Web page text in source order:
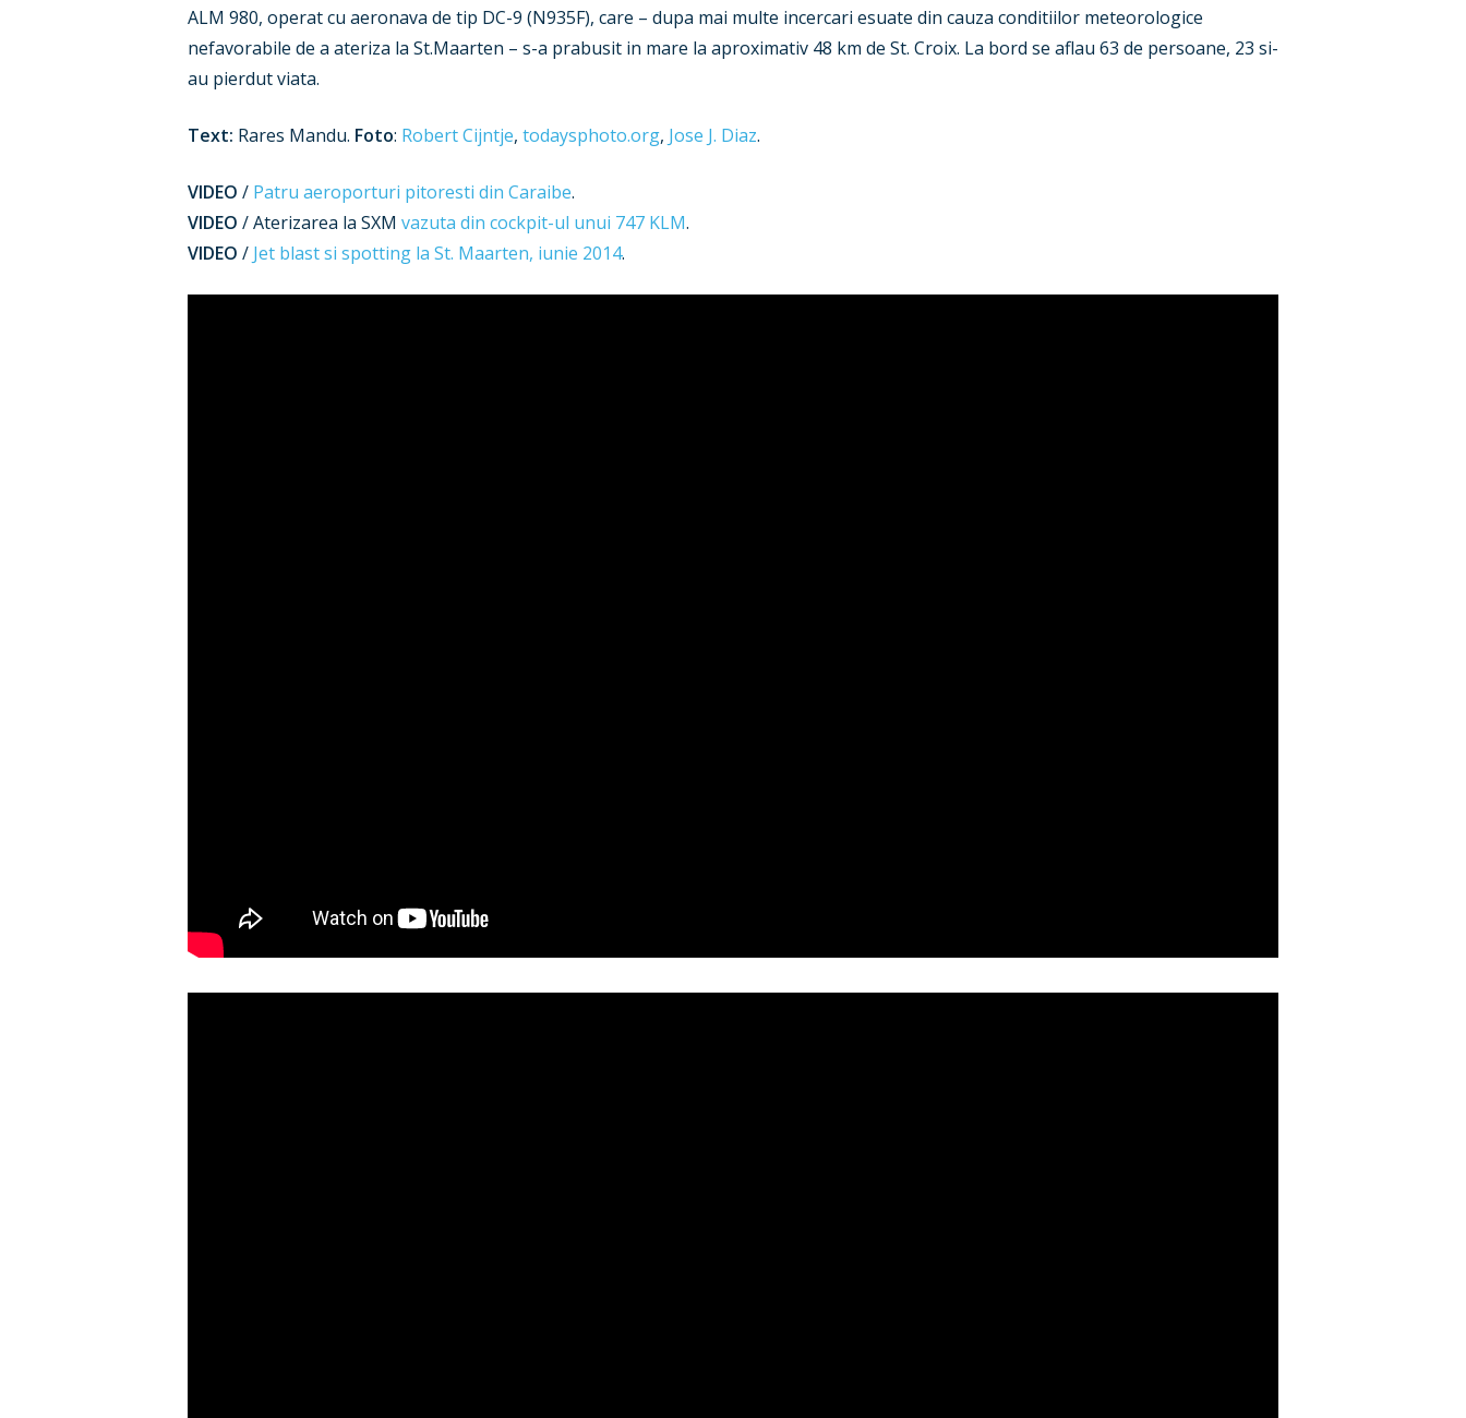
ALM 980, operat cu aeronava de tip DC-9 (N935F), care – dupa mai multe incercari esuate din cauza conditiilor meteorologice
nefavorabile de a ateriza la St.Maarten – s-a prabusit in mare la aproximativ 48 km de St. Croix. La bord se aflau 63 de persoane, 23 si-
au pierdut viata.
Text: Rares Mandu. Foto: Robert Cijntje, todaysphoto.org, Jose J. Diaz.
VIDEO / Patru aeroporturi pitoresti din Caraibe.
VIDEO / Aterizarea la SXM vazuta din cockpit-ul unui 747 KLM.
VIDEO / Jet blast si spotting la St. Maarten, iunie 2014.